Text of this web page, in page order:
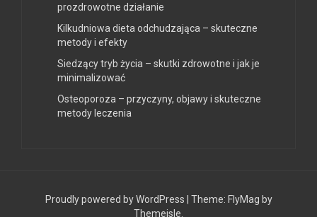
prozdrowotne działanie
Kilkudniowa dieta odchudzająca – skuteczne
metody i efekty
Siedzący tryb życia – skutki zdrowotne i jak je
minimalizować
Osteoporoza – przyczyny, objawy i skuteczne
metody leczenia
Proudly powered by WordPress Theme: FlyMag by
Themeisle.